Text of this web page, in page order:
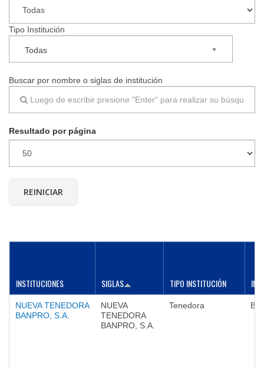
Tipo Institución
Todas
Buscar por nombre o siglas de institución
Resultado por página
INSTITUCIONES SIGLAS TIPO INSTITUCIÓN
NUEVA TENEDORA
BANPRO, S.A.
NUEVA
TENEDORA
BANPRO, S.A.
Tenedora